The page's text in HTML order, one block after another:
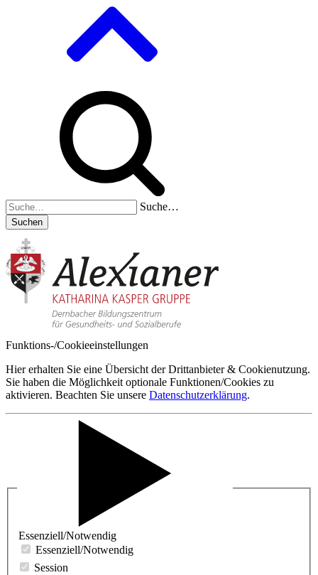
Suche…
Suchen
Funktions-/Cookieeinstellungen
Hier erhalten Sie eine Übersicht der Drittanbieter & Cookienutzung.
Sie haben die Möglichkeit optionale Funktionen/Cookies zu
aktivieren. Beachten Sie unsere Datenschutzerklärung.
Essenziell/Notwendig
Essenziell/Notwendig
Session